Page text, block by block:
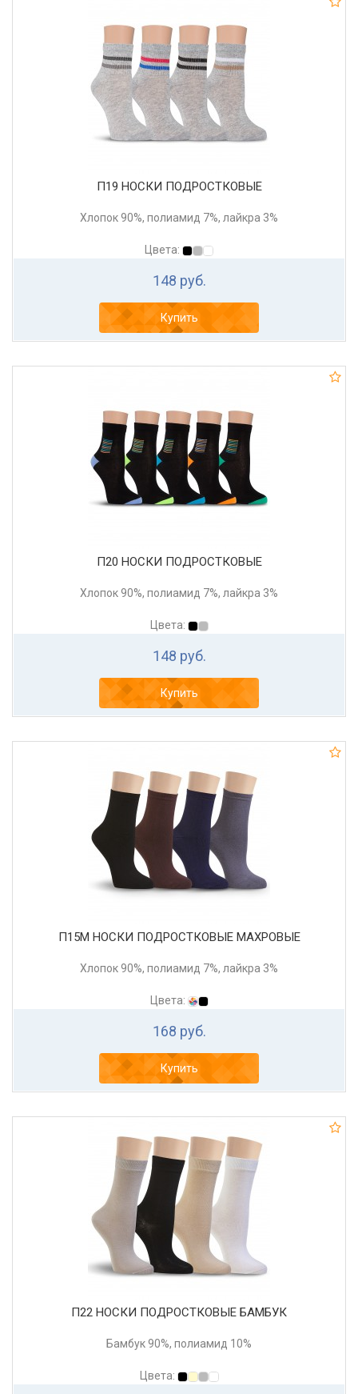
П19 НОСКИ ПОДРОСТКОВЫЕ
Хлопок 90%, полиамид 7%, лайкра 3%
Цвета:
148 руб.
Купить
П20 НОСКИ ПОДРОСТКОВЫЕ
Хлопок 90%, полиамид 7%, лайкра 3%
Цвета:
148 руб.
Купить
П15М НОСКИ ПОДРОСТКОВЫЕ МАХРОВЫЕ
Хлопок 90%, полиамид 7%, лайкра 3%
Цвета:
168 руб.
Купить
П22 НОСКИ ПОДРОСТКОВЫЕ БАМБУК
Бамбук 90%, полиамид 10%
Цвета: